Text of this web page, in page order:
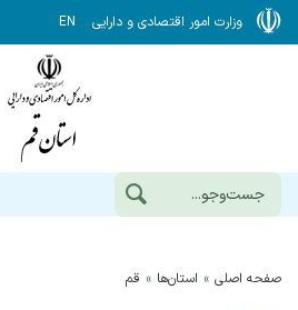
وزارت امور اقتصادی و دارایی EN
صفحه اصلی استان‌ها قم